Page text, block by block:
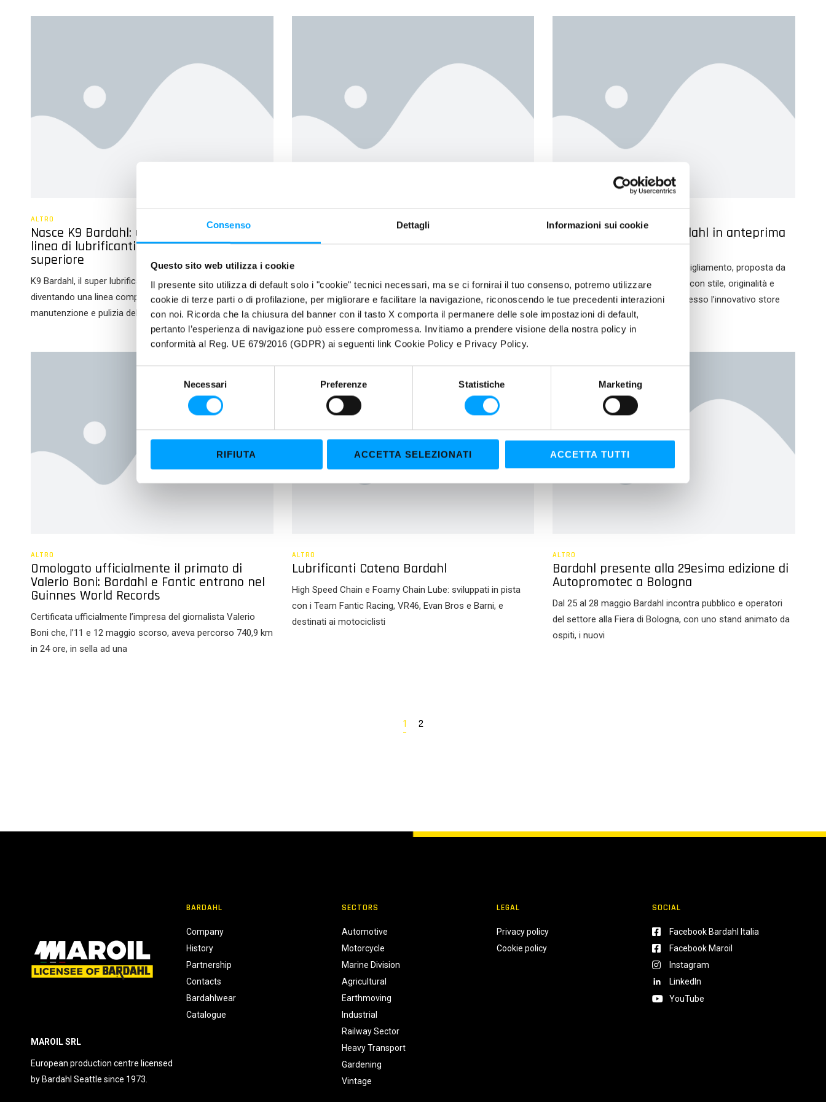
Consenso Dettagli Informazioni sui cookie
Questo sito web utilizza i cookie
Il presente sito utilizza di default solo i "cookie" tecnici necessari, ma se ci fornirai il tuo consenso, potremo utilizzare
cookie di terze parti o di profilazione, per migliorare e facilitare la navigazione, riconoscendo le tue precedenti interazioni
con noi. Ricorda che la chiusura del banner con il tasto X comporta il permanere delle sole impostazioni di default,
pertanto l’esperienza di navigazione può essere compromessa. Invitiamo a prendere visione della nostra policy in
conformità al Reg. UE 679/2016 (GDPR) ai seguenti link Cookie Policy e Privacy Policy.
z
o
n
s
n
s
Necessari Preferenze Statistiche Marketing
RIFIUTA ACCETTA SELEZIONATI ACCETTA TUTTI
ALTRO
Nasce K9 Bardahl: una nuova ed esclusiva
linea di lubrificanti e pulitori di qualità
superiore
K9 Bardahl, il super lubrificante multiuso, si evolve
diventando una linea completa di prodotti per la cura,
manutenzione e pulizia della moto e della
Nuovo Direttore Commerciale in Bardahl
Italia
Andrea Fehr è il nuovo Direttore Commerciale Bardahl Italia.
Il manager toscano, con importanti esperienze maturate nel
settore, dal 1° settembre farà parte dell’importante
La nuova collezione Bardahl in anteprima
a Garage 51
Un’inedita ed esclusiva linea di abbigliamento, proposta da
Bardahl per quanti amano vestirsi con stile, originalità e
qualità, disponibile in anteprima presso l’innovativo store
ALTRO
Omologato ufficialmente il primato di
Valerio Boni: Bardahl e Fantic entrano nel
Guinnes World Records
Certificata ufficialmente l’impresa del giornalista Valerio
Boni che, l’11 e 12 maggio scorso, aveva percorso 740,9 km
in 24 ore, in sella ad una
ALTRO
Lubrificanti Catena Bardahl
High Speed Chain e Foamy Chain Lube: sviluppati in pista
con i Team Fantic Racing, VR46, Evan Bros e Barni, e
destinati ai motociclisti
ALTRO
Bardahl presente alla 29esima edizione di
Autopromotec a Bologna
Dal 25 al 28 maggio Bardahl incontra pubblico e operatori
del settore alla Fiera di Bologna, con uno stand animato da
ospiti, i nuovi
1 2
MAROIL SRL
European production centre licensed
by Bardahl Seattle since 1973.
BARDAHL
Company
History
Partnership
Contacts
Bardahlwear
Catalogue
SECTORS
Automotive
Motorcycle
Marine Division
Agricultural
Earthmoving
Industrial
Railway Sector
Heavy Transport
Gardening
Vintage
LEGAL
Privacy policy
Cookie policy
SOCIAL
Facebook Bardahl Italia
Facebook Maroil
Instagram
LinkedIn
YouTube